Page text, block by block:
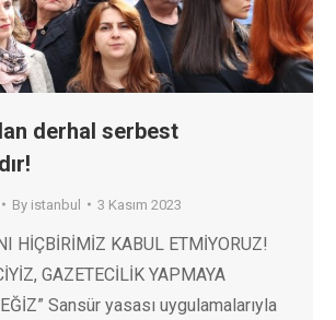
derhal serbest
By istanbul 3 Kasım 2023
HİÇBİRİMİZ KABUL ETMİYORUZ!
GAZETECİLİK YAPMAYA
Sansür yasası uygulamalarıyla